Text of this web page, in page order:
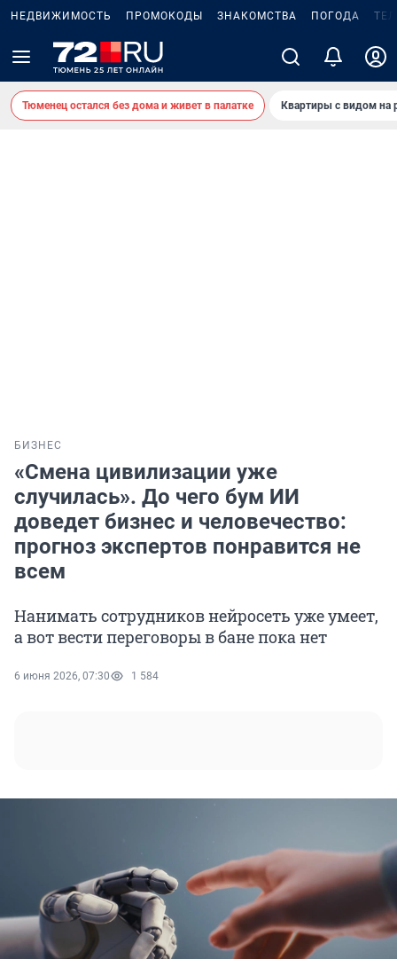
НЕДВИЖИМОСТЬ ПРОМОКОДЫ ЗНАКОМСТВА ПОГОДА
Тюменец остался без дома и живет в палатке Квартиры с видом на
БИЗНЕС
«Смена цивилизации уже
случилась». До чего бум ИИ
доведет бизнес и человечество:
прогноз экспертов понравится не
всем
Нанимать сотрудников нейросеть уже умеет,
а вот вести переговоры в бане пока нет
6 июня 2026, 07:30 1 584